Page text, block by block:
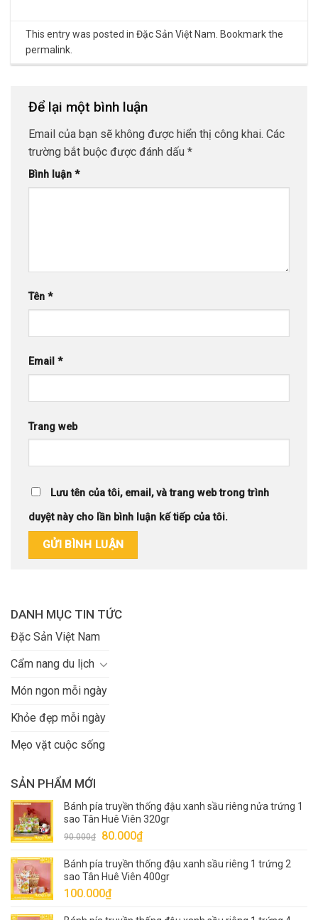
This entry was posted in Đặc Sản Việt Nam . Bookmark the
permalink
Để lại một bình luận
Email của bạn sẽ không được hiển thị công khai. Các
trường bắt buộc được đánh dấu *
Bình luận *
Tên *
Email *
Trang web
Lưu tên của tôi, email, và trang web trong trình
duyệt này cho lần bình luận kế tiếp của tôi.
DANH MỤC TIN TỨC
Đặc Sản Việt Nam
Cẩm nang du lịch
Món ngon mỗi ngày
Khỏe đẹp mỗi ngày
Mẹo vặt cuộc sống
SẢN PHẨM MỚI
Bánh pía truyền thống đậu xanh sầu riêng nửa trứng 1
sao Tân Huê Viên 320gr
90.000₫
Giá
là:
90.000₫.
80.000₫Giá
tại
là:
Bánh pía truyền thống đậu xanh sầu riêng 1 trứng 2
sao Tân Huê Viên 400gr
100.000₫